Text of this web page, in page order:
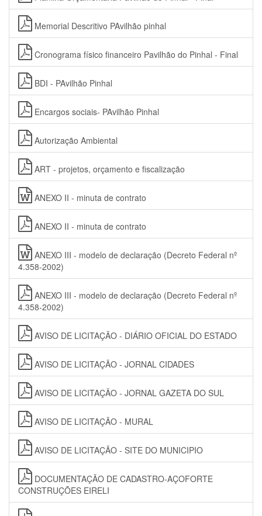
Memorial Descritivo PAvilhão pinhal
Cronograma físico financeiro Pavilhão do Pinhal - Final
BDI - PAvilhão Pinhal
Encargos sociais- PAvilhão Pinhal
Autorização Ambiental
ART - projetos, orçamento e fiscalização
ANEXO II - minuta de contrato
ANEXO II - minuta de contrato
ANEXO III - modelo de declaração (Decreto Federal nº
4.358-2002)
ANEXO III - modelo de declaração (Decreto Federal nº
4.358-2002)
AVISO DE LICITAÇÃO - DIÁRIO OFICIAL DO ESTADO
AVISO DE LICITAÇÃO - JORNAL CIDADES
AVISO DE LICITAÇÃO - JORNAL GAZETA DO SUL
AVISO DE LICITAÇÃO - MURAL
AVISO DE LICITAÇÃO - SITE DO MUNICIPIO
DOCUMENTAÇÃO DE CADASTRO-AÇOFORTE
CONSTRUÇÕES EIRELI